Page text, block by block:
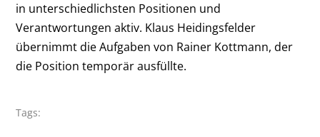
in unterschiedlichsten Positionen und
Verantwortungen aktiv. Klaus Heidingsfelder
übernimmt die Aufgaben von Rainer Kottmann, der
die Position temporär ausfüllte.
Tags: